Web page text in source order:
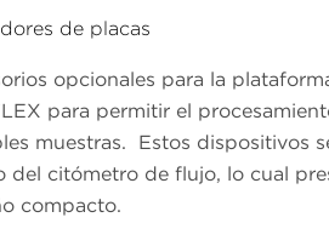
de placas
opcionales para la
para permitir el
muestras. Estos dispositivos
del citómetro de flujo, lo cual
compacto.